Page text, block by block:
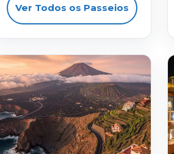
Ver Todos os Passeios